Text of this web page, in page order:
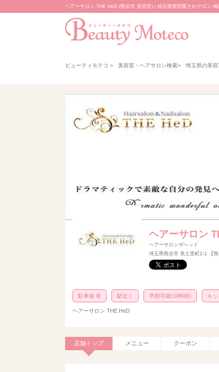
ヘアーサロン THE HeD (熊谷市 美容室) | 地元密着型愛されサロン♪
ビューティモテコ > 美容室・ヘアサロン検索> 埼玉県の美容
ヘアーサロン
ヘアーサロンザヘッド
埼玉県熊谷市 美土里町2-1 【
駐車場 有 駅近く 早朝可能(10時前) キ
ヘアーサロン THE HeD
店舗トップ メニュー クーポン